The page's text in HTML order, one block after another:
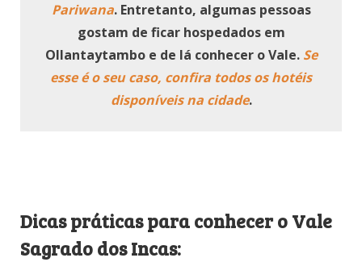
Pariwana. Entretanto, algumas pessoas
gostam de ficar hospedados em
Ollantaytambo e de lá conhecer o Vale. Se
esse é o seu caso, confira todos os hotéis
disponíveis na cidade.
Dicas práticas para conhecer o Vale
Sagrado dos Incas: